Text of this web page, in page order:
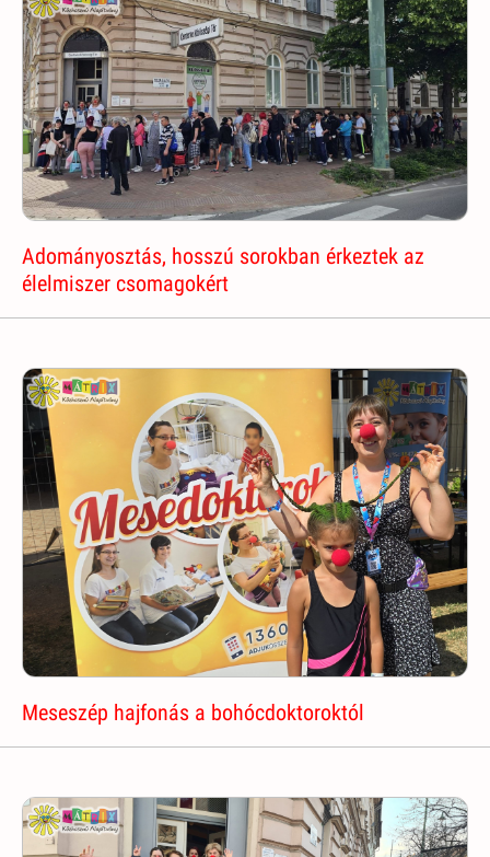
Adományosztás, hosszú sorokban érkeztek az
élelmiszer csomagokért
Meseszép hajfonás a bohócdoktoroktól